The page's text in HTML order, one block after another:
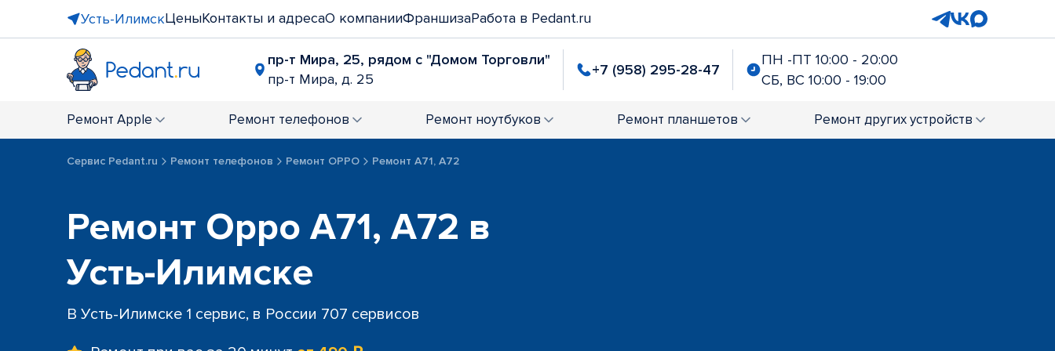
Усть-ИлимскЦеныКонтакты и адресаО компанииФраншизаРабота в Pedant.ru
пр-т Мира, 25, рядом с "Домом Торговли"
пр-т Мира, д. 25
+7 (958) 295-28-47
ПН -ПТ 10:00 - 20:00
СБ, ВС 10:00 - 19:00
Ремонт Apple Ремонт телефонов Ремонт ноутбуков Ремонт планшетов Ремонт других устройств
Сервис Pedant.ru Ремонт телефонов Ремонт OPPO Ремонт A71, A72
Ремонт Oppo A71, A72 в
Усть-Илимске
В Усть-Илимске 1 сервис, в России 707 сервисов